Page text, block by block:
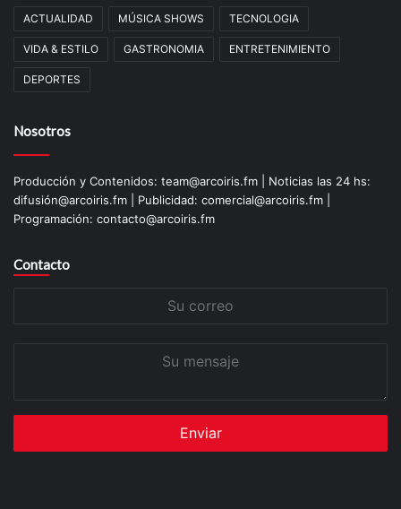
ACTUALIDAD MÚSICA SHOWS TECNOLOGIA
VIDA & ESTILO GASTRONOMIA ENTRETENIMIENTO
DEPORTES
Nosotros
Producción y Contenidos: team@arcoiris.fm | Noticias las 24 hs:
difusión@arcoiris.fm | Publicidad: comercial@arcoiris.fm |
Programación: contacto@arcoiris.fm
Contacto